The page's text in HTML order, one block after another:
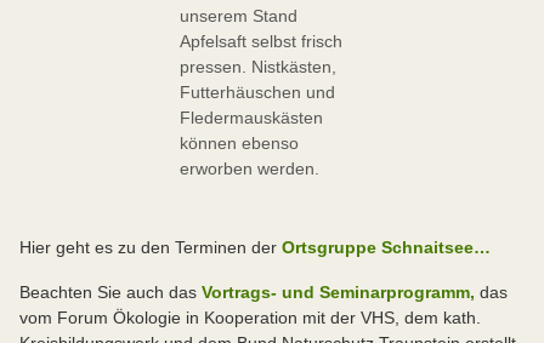
unserem Stand
Apfelsaft selbst frisch
pressen. Nistkästen,
Futterhäuschen und
Fledermauskästen
können ebenso
erworben werden.
Hier geht es zu den Terminen der Ortsgruppe Schnaitsee…
Beachten Sie auch das Vortrags- und Seminarprogramm, das
vom Forum Ökologie in Kooperation mit der VHS, dem kath.